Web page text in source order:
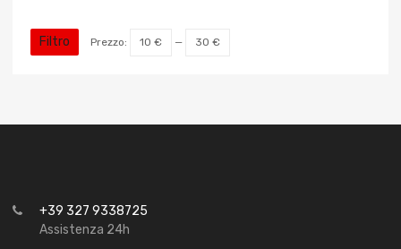
Filtro Prezzo: 10 € — 30 €
+39 327 9338725
Assistenza 24h